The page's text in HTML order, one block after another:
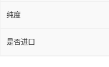
纯度
是否进口